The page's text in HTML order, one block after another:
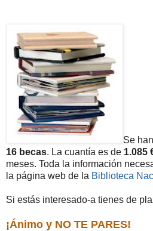
Se
16 becas. La cuantía es de 1.085
meses. Toda la información
la página web de la Biblioteca
Si estás interesado-a tienes de
¡Ánimo y NO TE PARES!